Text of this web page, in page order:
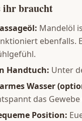
ihr braucht
Mandelöl
ebenfalls.
Handtuch: Unter
Wasser
das
Position: